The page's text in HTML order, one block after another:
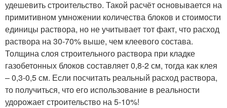
удешевить строительство. Такой расчёт основывается на
примитивном умножении количества блоков и стоимости
единицы раствора, но не учитывает тот факт, что расход
раствора на 30-70% выше, чем клеевого состава.
Толщина слоя строительного раствора при кладке
газобетонных блоков составляет 0,8-2 см, тогда как клея
– 0,3-0,5 см. Если посчитать реальный расход раствора,
то получиться, что его использование в реальности
удорожает строительство на 5-10%!